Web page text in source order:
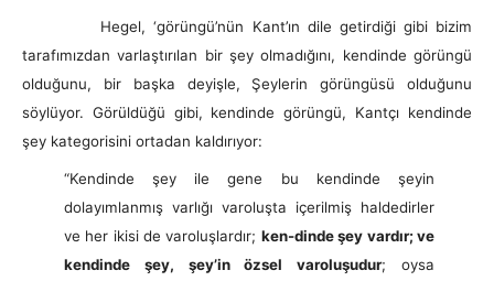
Hegel, ‘görüngü’nün Kant’ın dile getirdiği gibi bizim
tarafımızdan varlaştırılan bir şey olmadığını, kendinde görüngü
olduğunu, bir başka deyişle, Şeylerin görüngüsü olduğunu
söylüyor. Görüldüğü gibi, kendinde görüngü, Kantçı kendinde
şey kategorisini ortadan kaldırıyor:
“Kendinde şey ile gene bu kendinde şeyin
dolayımlanmış varlığı varoluşta içerilmiş haldedirler
ve her ikisi de varoluşlardır; ken-dinde şey vardır; ve
kendinde şey, şey’in özsel varoluşudur; oysa